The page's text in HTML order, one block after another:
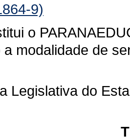
9)
o
modalidade de
Legislativa do